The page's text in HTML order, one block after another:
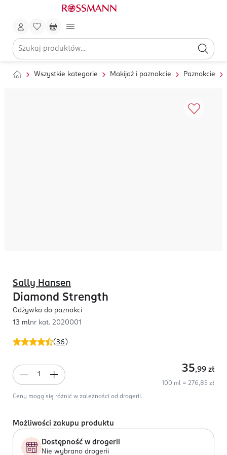
Wszystkie kategorie Makijaż i paznokcie Paznokcie
(36 )
Sally Hansen
Diamond Strength
Odżywka do paznokci
13 mlnr kat. 2020001
35,99 zł
100 ml = 276,85 zł
Ceny mogą się różnić w zależności od drogerii.
Możliwości zakupu produktu
Dostępność w drogerii
Nie wybrano drogerii